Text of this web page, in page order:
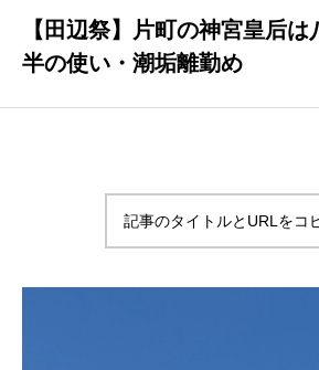
【田辺祭】片町の神宮皇后
半の使い・潮垢離勤め
記事のタイトルとURLをコ